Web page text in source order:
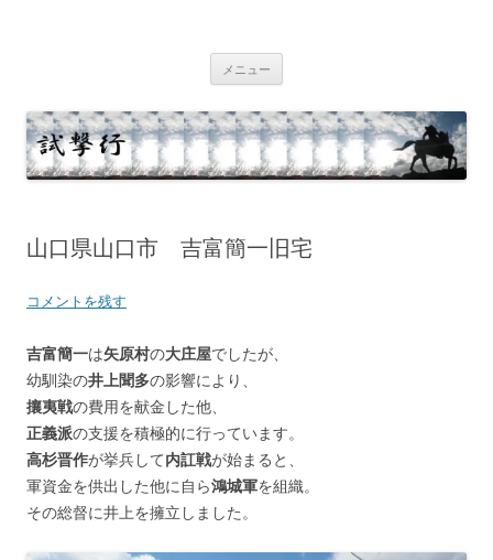
キ
ッ
プ
メニュー
山口県山口市 吉富簡一旧宅
コメントを残す
吉富簡一は矢原村の大庄屋でしたが、
幼馴染の井上聞多の影響により、
攘夷戦の費用を献金した他、
正義派の支援を積極的に行っています。
高杉晋作が挙兵して内訌戦が始まると、
軍資金を供出した他に自ら鴻城軍を組織。
その総督に井上を擁立しました。